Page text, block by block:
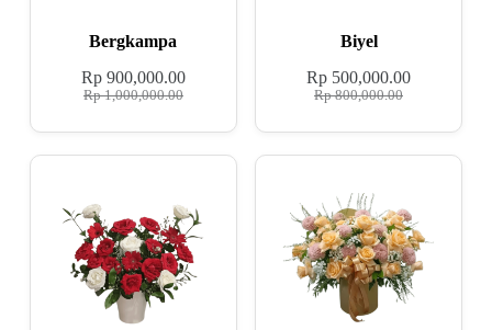
Bergkampa
Rp1,000,000.00
Rp900,000.00
Biyel
Rp800,000.00
Rp 500,000.00